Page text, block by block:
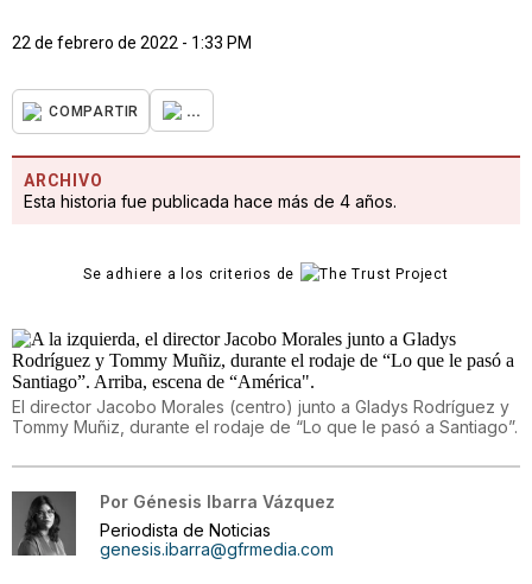
22 de febrero de 2022 - 1:33 PM
COMPARTIR ...
ARCHIVO
Esta historia fue publicada hace más de 4 años.
Se adhiere a los criterios de
El director Jacobo Morales (centro) junto a Gladys Rodríguez y
Tommy Muñiz, durante el rodaje de “Lo que le pasó a Santiago”.
Por Génesis Ibarra Vázquez
Periodista de Noticias
genesis.ibarra@gfrmedia.com